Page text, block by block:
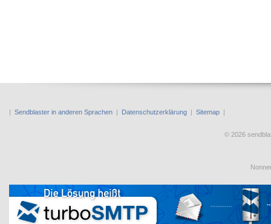
| Sendblaster in anderen Sprachen | Datenschutzerklärung | Sitemap |
© 2026